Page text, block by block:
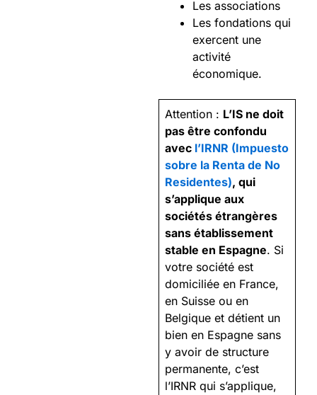
Les associations
Les fondations qui
exercent une
activité
économique.
Attention : L’IS ne doit
pas être confondu
avec l’IRNR (Impuesto
sobre la Renta de No
Residentes), qui
s’applique aux
sociétés étrangères
sans établissement
stable en Espagne. Si
votre société est
domiciliée en France,
en Suisse ou en
Belgique et détient un
bien en Espagne sans
y avoir de structure
permanente, c’est
l’IRNR qui s’applique,